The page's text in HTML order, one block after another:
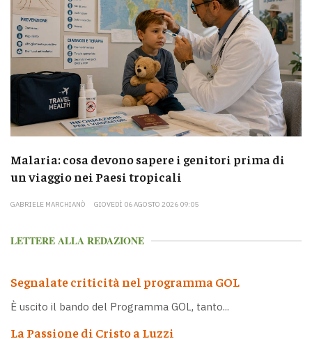
Malaria: cosa devono sapere i genitori prima di
un viaggio nei Paesi tropicali
GABRIELE MARCHIANÒ GIOVEDÌ 06 AGOSTO 2026 09:05
LETTERE ALLA REDAZIONE
Segnalate criticità nel programma GOL
È uscito il bando del Programma GOL, tanto...
La Passione di Cristo a Luzzi